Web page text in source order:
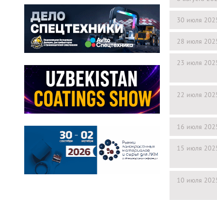
30 июля
28 июля
23 июля
22 июля
16 июля
15 июля
10 июля